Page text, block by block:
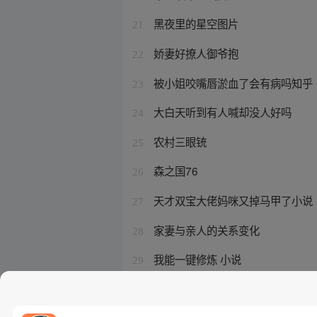
21 黑夜里的星空图片
22 娇妻好撩人御爷抱
23 被小姐咬嘴唇淤血了会有病吗知乎
24 大白天听到有人喊却没人好吗
25 农村三眼铳
26 森之国76
27 天才双宝大佬妈咪又掉马甲了小说
28 家妻与亲人的关系变化
29 我能一键修炼 小说